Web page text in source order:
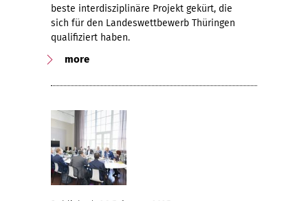
beste interdisziplinäre Projekt gekürt, die
sich für den Landeswettbewerb Thüringen
qualifiziert haben.
more